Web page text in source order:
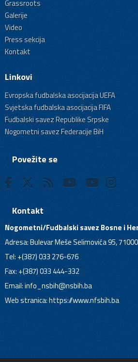
Grassroots
Galerije
Video
Press sekcija
Kontakt
Linkovi
Evropska fudbalska asocijacija UEFA
Svjetska fudbalska asocijacija FIFA
Fudbalski savez Republike Srpske
Nogometni savez Federacije BiH
Povežite se
Kontakt
Nogometni/Fudbalski savez Bosne i
Adresa: Bulevar Meše Selimovića 95,
Tel: +(387) 033 276-676
Fax: +(387) 033 444-332
Email:info_nsbih@nsbih.ba
Web stranica: https://www.nfsbih.ba